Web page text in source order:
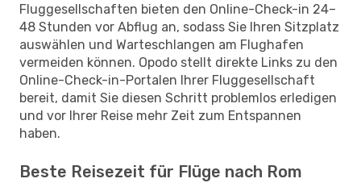
Fluggesellschaften bieten den Online-Check-in 24–
48 Stunden vor Abflug an, sodass Sie Ihren Sitzplatz
auswählen und Warteschlangen am Flughafen
vermeiden können. Opodo stellt direkte Links zu den
Online-Check-in-Portalen Ihrer Fluggesellschaft
bereit, damit Sie diesen Schritt problemlos erledigen
und vor Ihrer Reise mehr Zeit zum Entspannen
haben.
Beste Reisezeit für Flüge nach Rom